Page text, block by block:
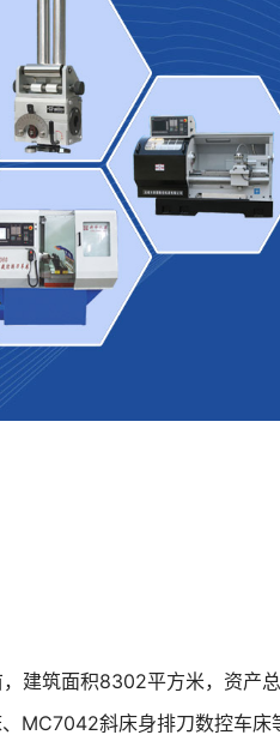
建筑面积8302平方米，资产
MC7042斜床身排刀数控车床